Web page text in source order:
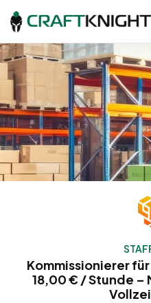
Kommissionierer
18,00 € / Stunde –